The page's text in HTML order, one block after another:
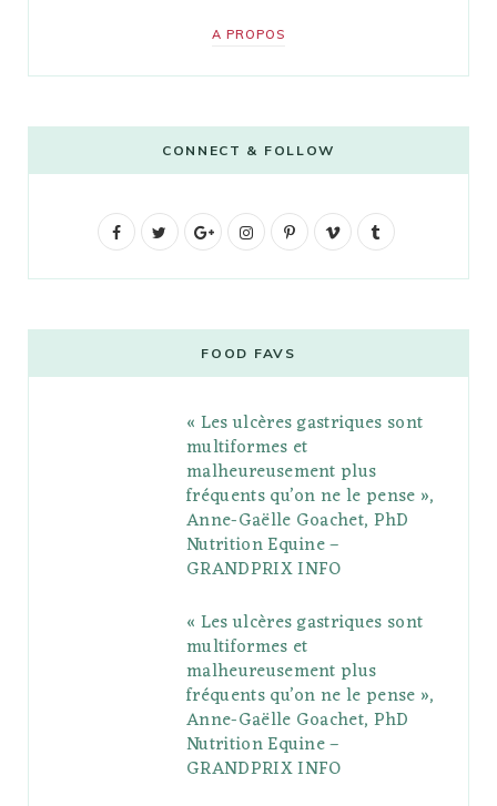
A PROPOS
CONNECT & FOLLOW
F
b
t
G
g
l
e
P
l
s
I
t
a
g
r
a
P
e
r
e
s
V
o
l
r
FOOD FAVS
« Les ulcères gastriques sont
multiformes et
malheureusement plus
fréquents qu’on ne le pense »,
Anne-Gaëlle Goachet, PhD
Nutrition Equine –
GRANDPRIX INFO
« Les ulcères gastriques sont
multiformes et
malheureusement plus
fréquents qu’on ne le pense »,
Anne-Gaëlle Goachet, PhD
Nutrition Equine –
GRANDPRIX INFO